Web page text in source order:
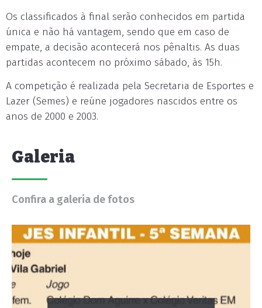
Os classificados à final serão conhecidos em partida
única e não há vantagem, sendo que em caso de
empate, a decisão acontecerá nos pênaltis. As duas
partidas acontecem no próximo sábado, às 15h.
A competição é realizada pela Secretaria de Esportes e
Lazer (Semes) e reúne jogadores nascidos entre os
anos de 2000 e 2003.
Galeria
Confira a galeria de fotos